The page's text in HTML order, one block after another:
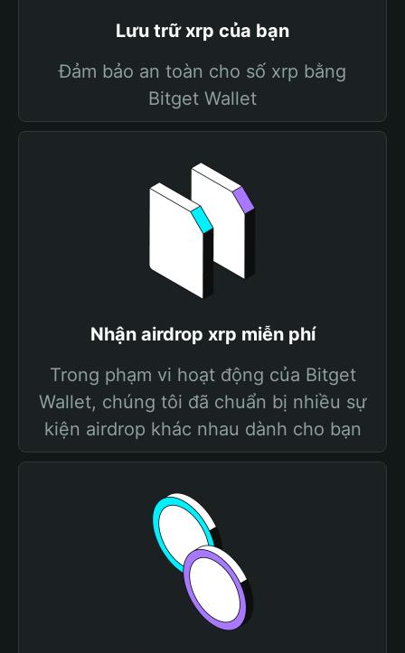
Lưu trữ xrp của bạn
Đảm bảo an toàn cho số xrp bằng
Bitget Wallet
Nhận airdrop xrp miễn phí
Trong phạm vi hoạt động của Bitget
Wallet, chúng tôi đã chuẩn bị nhiều sự
kiện airdrop khác nhau dành cho bạn